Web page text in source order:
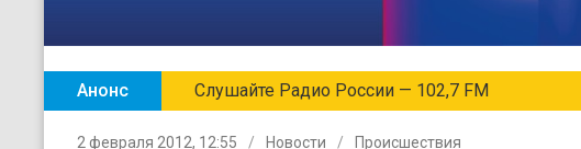
Анонс Слушайте Радио России — 102,7 FM
2 февраля 2012, 12:55 Новости Происшествия